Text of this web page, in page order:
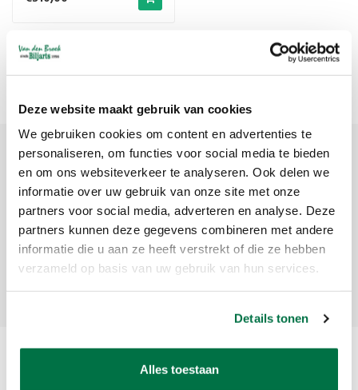
Deze website maakt gebruik van cookies
We gebruiken cookies om content en advertenties te
personaliseren, om functies voor social media te bieden
en om ons websiteverkeer te analyseren. Ook delen we
informatie over uw gebruik van onze site met onze
partners voor social media, adverteren en analyse. Deze
partners kunnen deze gegevens combineren met andere
informatie die u aan ze heeft verstrekt of die ze hebben
verzameld op basis van uw gebruik van hun services.
Details tonen
Alles toestaan
Meest bekeken 1
Meld je aan voor onze nieuwsbrief
Ontvang de laatste updates, nieuws en aanbiedingen via email
Abonneer